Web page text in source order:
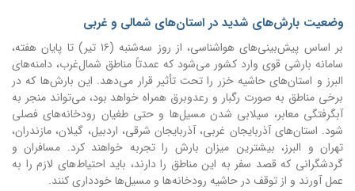
وضعیت بارش‌های شدید در استان‌های شمالی و غربی
بر اساس پیش‌بینی‌های هواشناسی، از روز سه‌شنبه (۱۶ تیر) تا پایان هفته،
سامانه بارشی قوی وارد کشور می‌شود که عمدتاً مناطق شمال‌غرب، دامنه‌های
البرز و استان‌های حاشیه خزر را تحت تأثیر قرار می‌دهد. این بارش‌ها که در
برخی مناطق به صورت رگبار و رعدوبرق همراه خواهد بود، می‌تواند منجر به
آبگرفتگی معابر، سیلابی شدن مسیل‌ها و حتی طغیان رودخانه‌های فصلی
شود. استان‌های آذربایجان غربی، آذربایجان شرقی، اردبیل، گیلان، مازندران،
تهران و البرز، بیشترین میزان بارش را تجربه خواهند کرد. مسافران و
گردشگرانی که قصد سفر به این مناطق را دارند، باید احتیاط‌های لازم را به
عمل آورند و از توقف در حاشیه رودخانه‌ها و مسیل‌ها خودداری کنند.